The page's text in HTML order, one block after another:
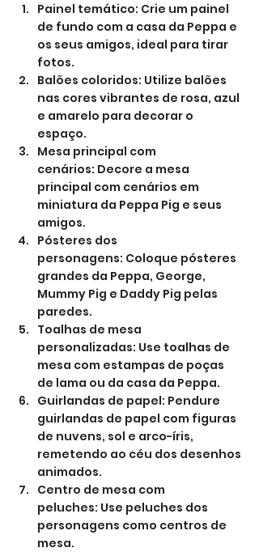
Painel temático: Crie um painel
de fundo com a casa da Peppa e
os seus amigos, ideal para tirar
fotos.
Balões coloridos: Utilize balões
nas cores vibrantes de rosa, azul
e amarelo para decorar o
espaço.
Mesa principal com
cenários: Decore a mesa
principal com cenários em
miniatura da Peppa Pig e seus
amigos.
Pósteres dos
personagens: Coloque pósteres
grandes da Peppa, George,
Mummy Pig e Daddy Pig pelas
paredes.
Toalhas de mesa
personalizadas: Use toalhas de
mesa com estampas de poças
de lama ou da casa da Peppa.
Guirlandas de papel: Pendure
guirlandas de papel com figuras
de nuvens, sol e arco-íris,
remetendo ao céu dos desenhos
animados.
Centro de mesa com
peluches: Use peluches dos
personagens como centros de
mesa.